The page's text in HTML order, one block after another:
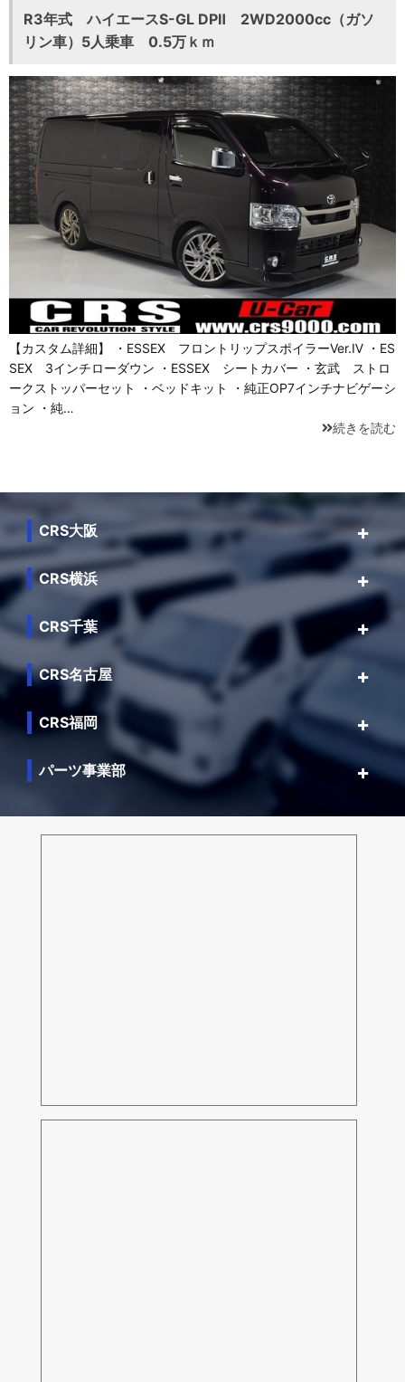
R3年式 ハイエースS-GL DPⅡ 2WD2000cc（ガソ
リン車）5人乗車 0.5万ｋｍ
【カスタム詳細】 ・ESSEX フロントリップスポイラーVer.Ⅳ ・ES
SEX 3インチローダウン ・ESSEX シートカバー ・玄武 ストロ
ークストッパーセット ・ベッドキット ・純正OP7インチナビゲーシ
ョン ・純…
続きを読む
CRS大阪
CRS横浜
CRS千葉
CRS名古屋
CRS福岡
パーツ事業部